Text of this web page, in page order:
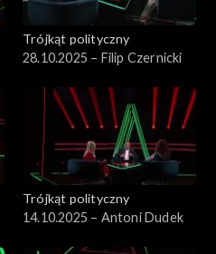
Trójkąt polityczny
28.10.2025 – Filip Czernicki
Trójkąt polityczny
14.10.2025 – Antoni Dudek